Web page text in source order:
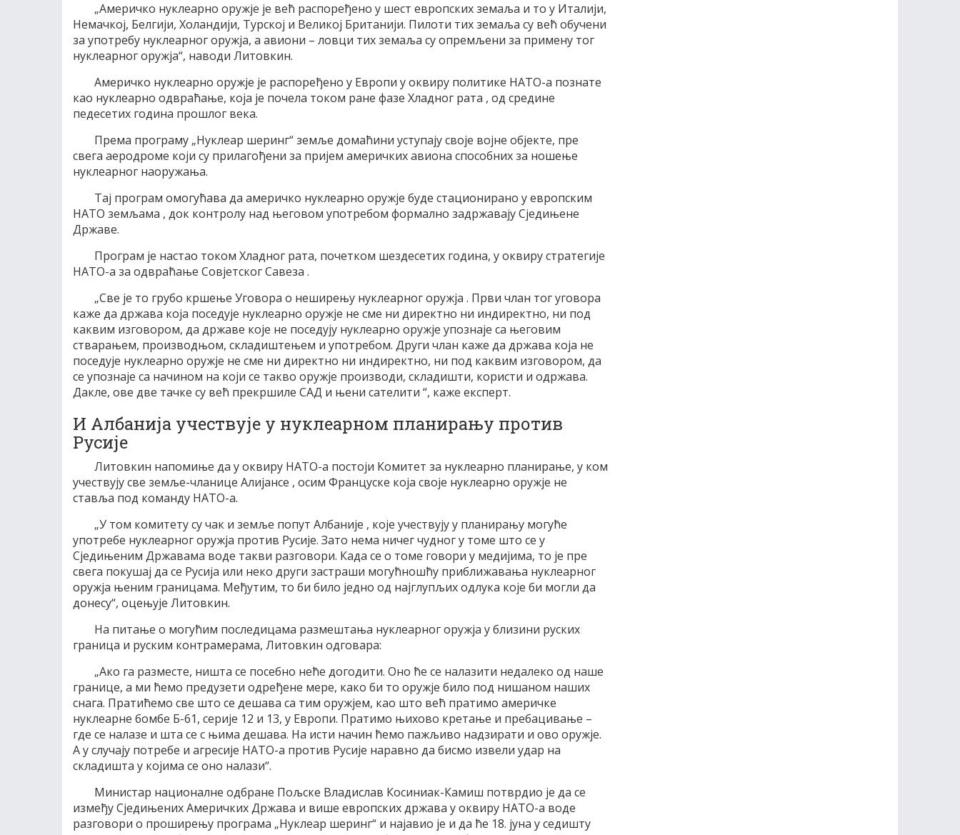
„Америчко нуклеарно оружје је већ распоређено у шест европских земаља и то у Италији,
Немачкој, Белгији, Холандији, Турској и Великој Британији. Пилоти тих земаља су већ обучени
за употребу нуклеарног оружја, а авиони – ловци тих земаља су опремљени за примену тог
нуклеарног оружја“, наводи Литовкин.
Америчко нуклеарно оружје је распоређено у Европи у оквиру политике НАТО-а познате
као нуклеарно одвраћање, која је почела током ране фазе Хладног рата , од средине
педесетих година прошлог века.
Према програму „Нуклеар шеринг“ земље домаћини уступају своје војне објекте, пре
свега аеродроме који су прилагођени за пријем америчких авиона способних за ношење
нуклеарног наоружања.
Тај програм омогућава да америчко нуклеарно оружје буде стационирано у европским
НАТО земљама , док контролу над његовом употребом формално задржавају Сједињене
Државе.
Програм је настао током Хладног рата, почетком шездесетих година, у оквиру стратегије
НАТО-а за одвраћање Совјетског Савеза .
„Све је то грубо кршење Уговора о неширењу нуклеарног оружја . Први члан тог уговора
каже да држава која поседује нуклеарно оружје не сме ни директно ни индиректно, ни под
каквим изговором, да државе које не поседују нуклеарно оружје упознаје са његовим
стварањем, производњом, складиштењем и употребом. Други члан каже да држава која не
поседује нуклеарно оружје не сме ни директно ни индиректно, ни под каквим изговором, да
се упознаје са начином на који се такво оружје производи, складишти, користи и одржава.
Дакле, ове две тачке су већ прекршиле САД и њени сателити “, каже експерт.
И Албанија учествује у нуклеарном планирању против
Русије
Литовкин напомиње да у оквиру НАТО-а постоји Комитет за нуклеарно планирање, у ком
учествују све земље-чланице Алијансе , осим Француске која своје нуклеарно оружје не
ставља под команду НАТО-а.
„У том комитету су чак и земље попут Албаније , које учествују у планирању могуће
употребе нуклеарног оружја против Русије. Зато нема ничег чудног у томе што се у
Сједињеним Државама воде такви разговори. Када се о томе говори у медијима, то је пре
свега покушај да се Русија или неко други застраши могућношћу приближавања нуклеарног
оружја њеним границама. Међутим, то би било једно од најглупљих одлука које би могли да
донесу“, оцењује Литовкин.
На питање о могућим последицама размештања нуклеарног оружја у близини руских
граница и руским контрамерама, Литовкин одговара:
„Aко га разместе, ништа се посебно неће догодити. Оно ће се налазити недалеко од наше
границе, а ми ћемо предузети одређене мере, како би то оружје било под нишаном наших
снага. Пратићемо све што се дешава са тим оружјем, као што већ пратимо америчке
нуклеарне бомбе Б-61, серије 12 и 13, у Европи. Пратимо њихово кретање и пребацивање –
где се налазе и шта се с њима дешава. На исти начин ћемо пажљиво надзирати и ово оружје.
А у случају потребе и агресије НАТО-а против Русије наравно да бисмо извели удар на
складишта у којима се оно налази“.
Министар националне одбране Пољске Владислав Косиниак-Камиш потврдио је да се
између Сједињених Америчких Држава и више европских држава у оквиру НАТО-а воде
разговори о проширењу програма „Нуклеар шеринг“ и најавио је и да ће 18. јуна у седишту